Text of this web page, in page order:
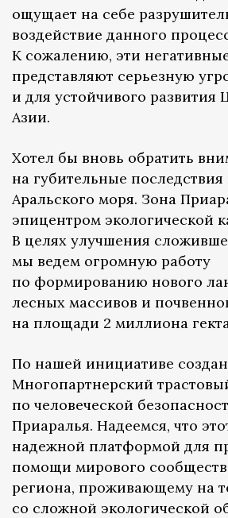
ощущает на себе
воздействие данного
К сожалению, эти
представляют серьезную
и для устойчивого развития
Азии.
Хотел бы вновь обратить
на губительные
Аральского моря. Зона
эпицентром экологической
В целях улучшения
мы ведем огромную работу
по формированию нового
лесных массивов и
на площади 2 миллиона
По нашей инициативе создан
Многопартнерский
по человеческой
Приаралья. Надеемся, что
надежной платформой для
помощи мирового
региона, проживающему на
со сложной экологической